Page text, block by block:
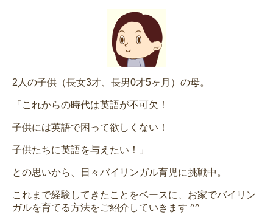
2人の子供（長女3才、長男0才5ヶ月）の母。
「これからの時代は英語が不可欠！
子供には英語で困って欲しくない！
子供たちに英語を与えたい！」
との思いから、日々バイリンガル育児に挑戦中。
これまで経験してきたことをベースに、お家でバイリン
ガルを育てる方法をご紹介していきます ^^